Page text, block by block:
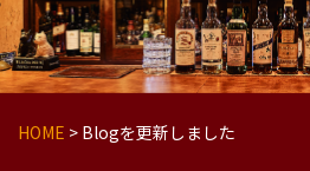
HOME > Blogを更新しました